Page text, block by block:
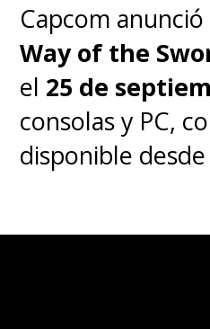
Capcom anunció
Way of the
el 25 de
consolas y PC,
disponible